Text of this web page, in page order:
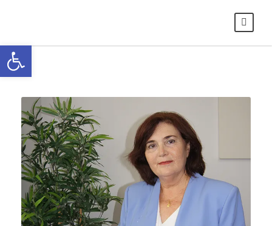
Abrir barra de herramientas